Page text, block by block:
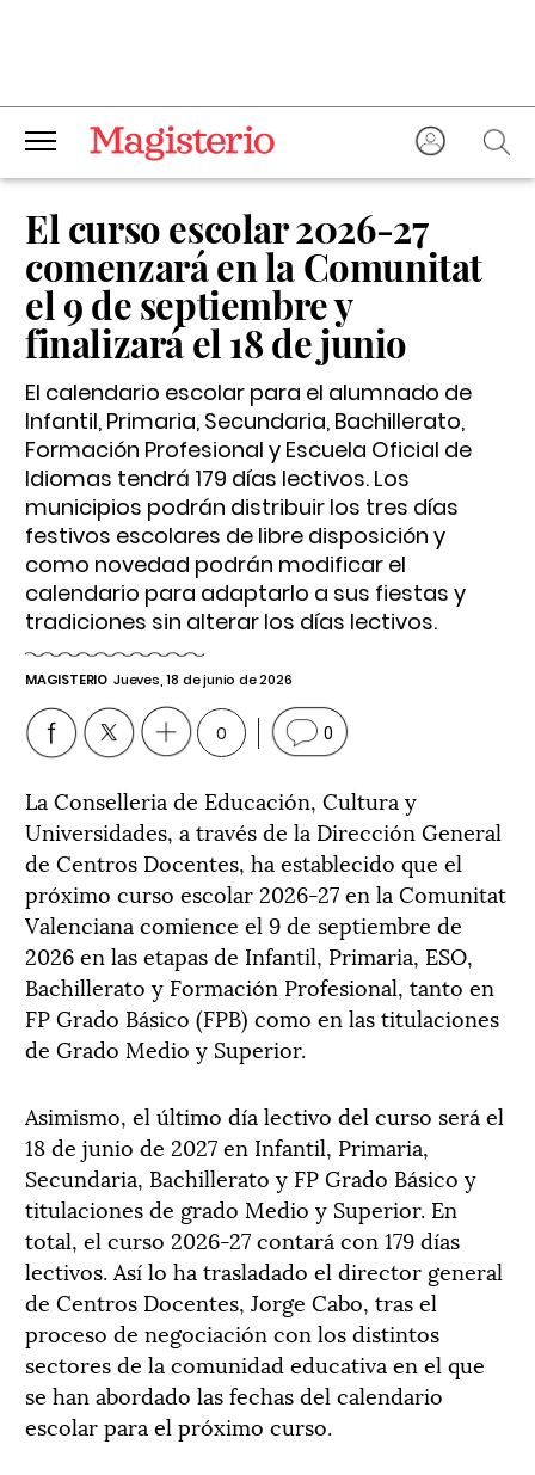
El curso escolar 2026-27
comenzará en la Comunitat
el 9 de septiembre y
finalizará el 18 de junio
El calendario escolar para el alumnado de
Infantil, Primaria, Secundaria, Bachillerato,
Formación Profesional y Escuela Oficial de
Idiomas tendrá 179 días lectivos. Los
municipios podrán distribuir los tres días
festivos escolares de libre disposición y
como novedad podrán modificar el
calendario para adaptarlo a sus fiestas y
tradiciones sin alterar los días lectivos.
MAGISTERIO Jueves, 18 de junio de 2026
0 0
La Conselleria de Educación, Cultura y
Universidades, a través de la Dirección General
de Centros Docentes, ha establecido que el
próximo curso escolar 2026-27 en la Comunitat
Valenciana comience el 9 de septiembre de
2026 en las etapas de Infantil, Primaria, ESO,
Bachillerato y Formación Profesional, tanto en
FP Grado Básico (FPB) como en las titulaciones
de Grado Medio y Superior.
Asimismo, el último día lectivo del curso será el
18 de junio de 2027 en Infantil, Primaria,
Secundaria, Bachillerato y FP Grado Básico y
titulaciones de grado Medio y Superior. En
total, el curso 2026-27 contará con 179 días
lectivos. Así lo ha trasladado el director general
de Centros Docentes, Jorge Cabo, tras el
proceso de negociación con los distintos
sectores de la comunidad educativa en el que
se han abordado las fechas del calendario
escolar para el próximo curso.